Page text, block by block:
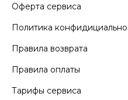
Оферта сервиса
Политика
Правила возврата
Правила оплаты
Тарифы сервиса